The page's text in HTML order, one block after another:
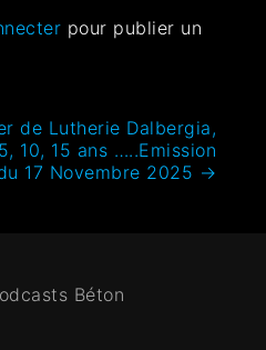
pour publier un
de Lutherie Dalbergia,
10, 15 ans …..Emission
17 Novembre 2025 →
Béton